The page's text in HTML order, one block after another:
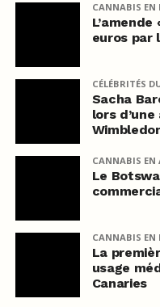
CANNABIS EN
euros par
CÉLÉBRITÉS
Sacha
lors
CANNABIS EN
Le
CANNABIS EN
La
usage
Canaries